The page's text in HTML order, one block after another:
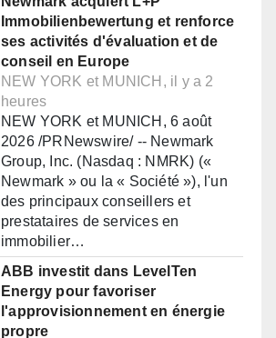
Immobilienbewertung et renforce
ses activités d'évaluation et de
conseil en Europe
NEW YORK et MUNICH, il y a 2
heures
NEW YORK et MUNICH, 6 août
2026 /PRNewswire/ -- Newmark
Group, Inc. (Nasdaq : NMRK) («
Newmark » ou la « Société »), l'un
des principaux conseillers et
prestataires de services en
immobilier…
ABB investit dans LevelTen
Energy pour favoriser
l'approvisionnement en énergie
propre